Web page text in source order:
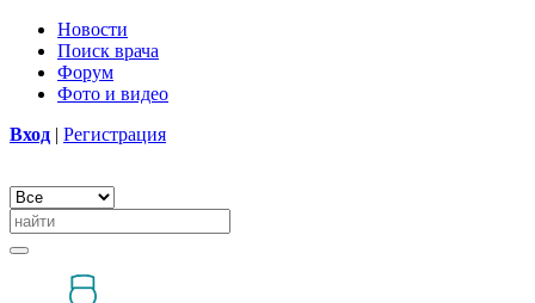
Новости
Поиск врача
Форум
Фото и видео
Вход | Регистрация